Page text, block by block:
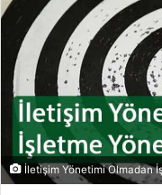
İletişim Yönetimi Olmadan